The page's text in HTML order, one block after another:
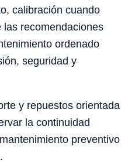
calibración cuando
recomendaciones
ordenado
seguridad y
y repuestos orientada
la continuidad
preventivo